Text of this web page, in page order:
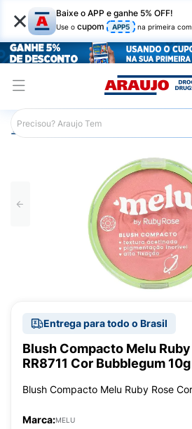
× Baixe o APP e ganhe 5% OFF!
Use o cupom APP5 na primeira
Araujo Maquiagem
Entrega para todo o Brasil
Blush Compacto Melu Ruby
RR8711 Cor Bubblegum 10g
Blush Compacto Melu Ruby Rose
Marca:MELU